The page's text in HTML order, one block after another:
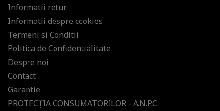
Informatii retur
Informatii despre cookies
Termeni si Conditii
Politica de Confidentialitate
Despre noi
Contact
Garantie
PROTECŢIA CONSUMATORILOR - A.N.P.C.